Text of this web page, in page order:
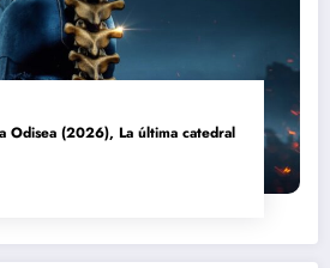
Odisea (2026), La última catedral